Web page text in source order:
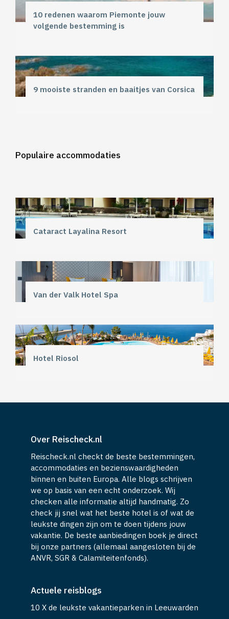
10 redenen waarom Piemonte jouw
volgende bestemming is
9 mooiste stranden en baaitjes van Corsica
Populaire accommodaties
Cataract Layalina Resort
Van der Valk Hotel Spa
Hotel Riosol
Over Reischeck.nl
Reischeck.nl checkt de beste bestemmingen,
accommodaties en bezienswaardigheden
binnen en buiten Europa. Alle blogs schrijven
we op basis van een echt onderzoek. Wij
checken alle informatie altijd handmatig. Zo
check jij snel wat het beste hotel is of wat de
leukste dingen zijn om te doen tijdens jouw
vakantie. De beste aanbiedingen boek je direct
bij onze partners (allemaal aangesloten bij de
ANVR, SGR & Calamiteitenfonds).
Actuele reisblogs
10 X de leukste vakantieparken in Leeuwarden